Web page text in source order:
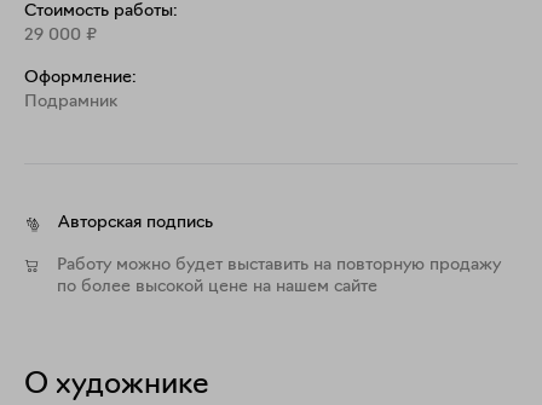
Стоимость работы:
29 000 ₽
Оформление:
Подрамник
Авторская подпись
Работу можно будет выставить на повторную продажу
по более высокой цене на нашем сайте
О художнике